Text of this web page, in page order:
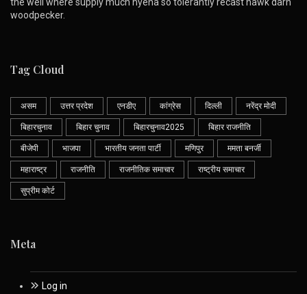
woodpecker.
Tag Cloud
असम उत्तर प्रदेश एनडीए कांग्रेस दिल्ली नरेंद्र मोदी
बिहारचुनाव बिहार चुनाव बिहारचुनाव2025 बिहार राजनीति
बीजेपी भाजपा भारतीय जनता पार्टी मणिपुर ममता बनर्जी
महाराष्ट्र राजनीति राजनीतिक समाचार राष्ट्रीय समाचार
सुप्रीम कोर्ट
Meta
Log in